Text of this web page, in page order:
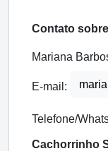
Contato
Mariana
E-mail:
Telefone/
Cachorrinho